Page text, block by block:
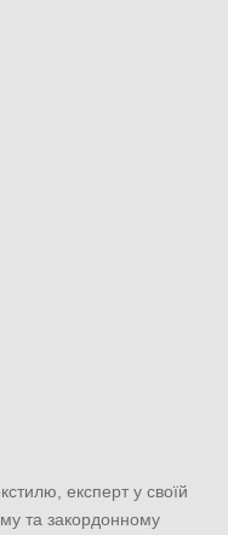
експерт у своїй
та закордонному